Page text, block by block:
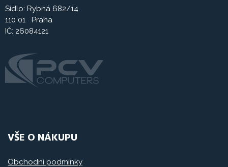
Sídlo: Rybná 682/14
110 01 Praha
IČ: 26084121
VŠE O NÁKUPU
Obchodní podmínky